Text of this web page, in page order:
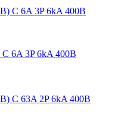
6A 3P 6kA 400В